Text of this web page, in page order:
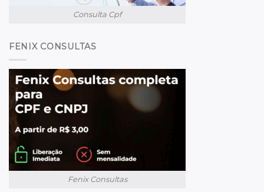
Consulta Cpf
FENIX CONSULTAS
Fenix Consultas